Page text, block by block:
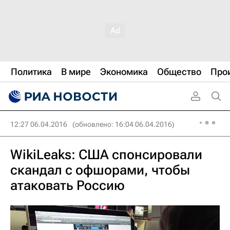
Политика В мире Экономика Общество
12:27 06.04.2016 (обновлено: 16:04 06.04.2016)
WikiLeaks: США спонсировали
скандал с офшорами, чтобы
атаковать Россию